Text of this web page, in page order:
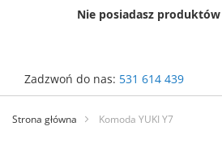
Nie posiadasz
Zadzwoń do nas: 531 614 439
Przejdź
treści
Strona główna Komoda YUKI Y7